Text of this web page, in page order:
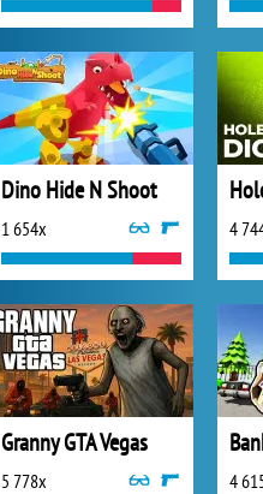
Dino Hide N Shoot
1 654x 4
Granny GTA Vegas
5 778x 4